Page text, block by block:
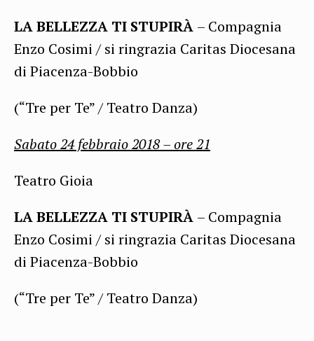
LA BELLEZZA TI STUPIRÀ – Compagnia
Enzo Cosimi / si ringrazia Caritas Diocesana
di Piacenza-Bobbio
(“Tre per Te” / Teatro Danza)
Sabato 24 febbraio2018– ore21
Teatro Gioia
LA BELLEZZA TI STUPIRÀ – Compagnia
Enzo Cosimi / si ringrazia Caritas Diocesana
di Piacenza-Bobbio
(“Tre per Te” / Teatro Danza)